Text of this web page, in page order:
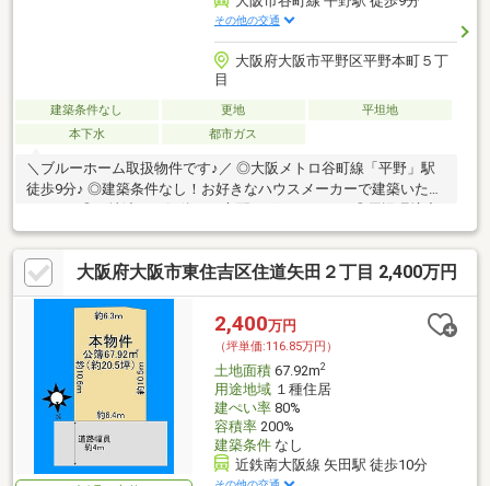
その他の交通
大阪府大阪市平野区平野本町５丁
目
建築条件なし 更地
平坦地
本下水
都市ガス
＼ブルーホーム取扱物件です♪／ ◎大阪メトロ谷町線「平野」駅
徒歩9分♪ ◎建築条件なし！お好きなハウスメーカーで建築いただ
実しております♪
大阪府大阪市東住吉区住道矢田２丁目 2,400万円
2,400万円
（坪単価:116.85万円）
土地面積67.92m2
用途地域１種住居
建ぺい率80%
容積率200%
建築条件なし
近鉄南大阪線 矢田駅 徒歩10分